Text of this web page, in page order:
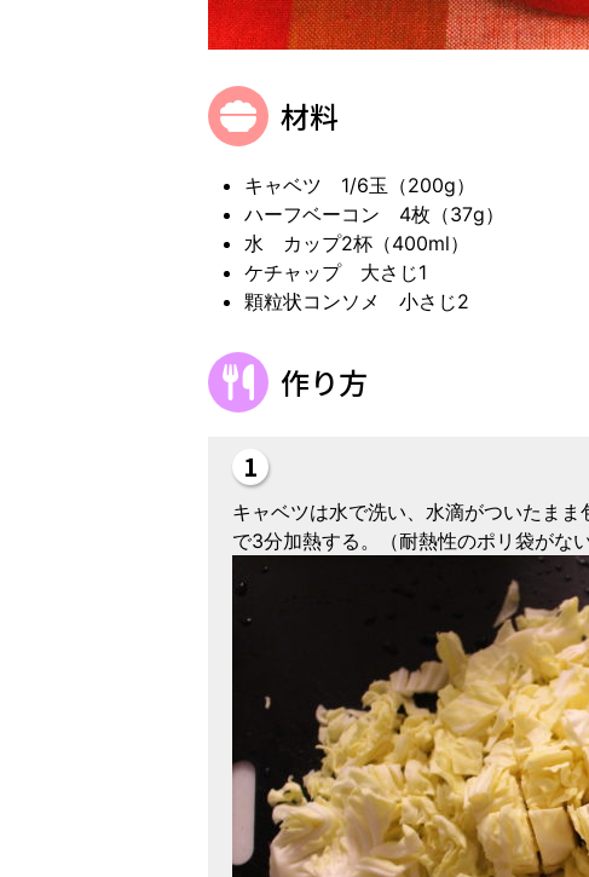
材料
キャベツ 1/6玉（200g）
ハーフベーコン 4枚（37g）
水 カップ2杯（400ml）
ケチャップ 大さじ1
顆粒状コンソメ 小さじ2
作り方
キャベツは水で洗い、水滴がついたま
で3分加熱する。（耐熱性のポリ袋がな